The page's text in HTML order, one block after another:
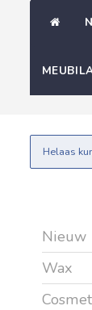
Helaas
Nieuw
Wax